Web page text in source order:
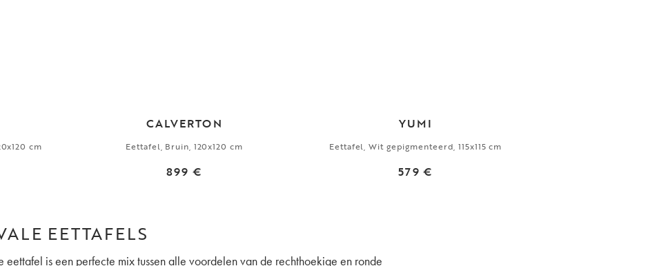
cm
CALVERTON
Eettafel, Bruin, 120x120 cm
899 €
YUMI
Eettafel, Wit gepigmenteerd, 115x115 cm
579 €
EETTAFELS
eettafel is een perfecte mix tussen alle voordelen van de rechthoekige en ronde